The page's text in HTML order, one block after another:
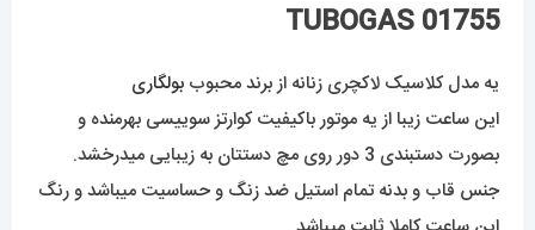
TUBOGAS 01755
یه مدل کلاسیک لاکچری زنانه از برند محبوب بولگاری
این ساعت زیبا از یه موتور باکیفیت کوارتز سوییسی بهرمنده و
بصورت دستبندی 3 دور روی مچ دستتان به زیبایی میدرخشد.
جنس قاب و بدنه تمام استیل ضد زنگ و حساسیت میباشد و رنگ